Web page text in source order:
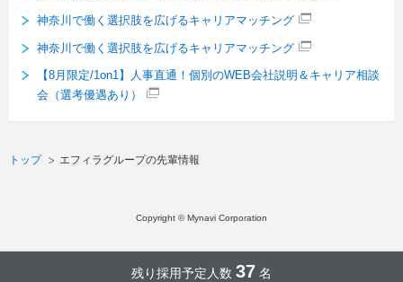
残り採用予定人数 37 名
神奈川で働く選択肢を広げるキャリアマッチング
神奈川で働く選択肢を広げるキャリアマッチング
【8月限定/1on1】人事直通！個別のWEB会社説明＆キャリア相談
会（選考優遇あり）
トップ エフィラグループの先輩情報
Copyright © Mynavi Corporation